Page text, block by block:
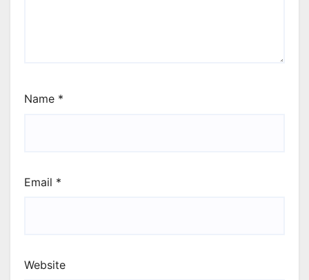
Name *
Email *
Website